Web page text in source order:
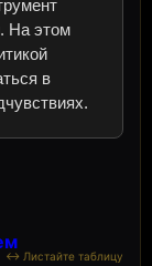
На этом
в